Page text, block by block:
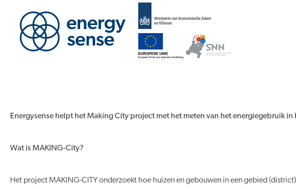
Energysense helpt het Making City project met het meten van het energiegebruik
Wat is MAKING-City?
Het project MAKING-CITY onderzoekt hoe huizen en gebouwen in een gebied